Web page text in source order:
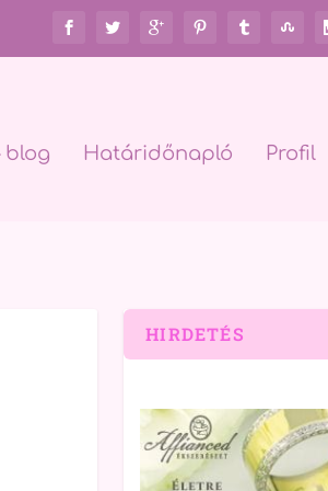
blog Határidőnapló Profil
HIRDETÉS